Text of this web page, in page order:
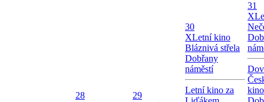
28
29
30
XLetní kino
Bláznivá střela
Dobřany
náměstí
Letní kino za
31
X